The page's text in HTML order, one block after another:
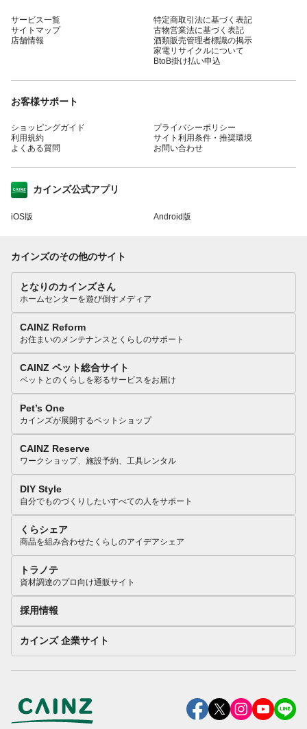
サービス一覧
サイトマップ
店舗情報
特定商取引法に基づく表記
古物営業法に基づく表記
酒類販売管理者標識の掲示
家電リサイクルについて
BtoB掛け払い申込
お客様サポート
ショッピングガイド
利用規約
よくある質問
プライバシーポリシー
サイト利用条件・推奨環境
お問い合わせ
カインズ公式アプリ
iOS版 Android版
カインズのその他のサイト
となりのカインズさん
ホームセンターを遊び倒すメディア
CAINZ Reform
お住まいのメンテナンスとくらしのサポート
CAINZ ペット総合サイト
ペットとのくらしを彩るサービスをお届け
Pet’s One
カインズが展開するペットショップ
CAINZ Reserve
ワークショップ、施設予約、工具レンタル
DIY Style
自分でものづくりしたいすべての人をサポート
くらシェア
商品を組み合わせたくらしのアイデアシェア
トラノテ
資材調達のプロ向け通販サイト
採用情報
カインズ 企業サイト